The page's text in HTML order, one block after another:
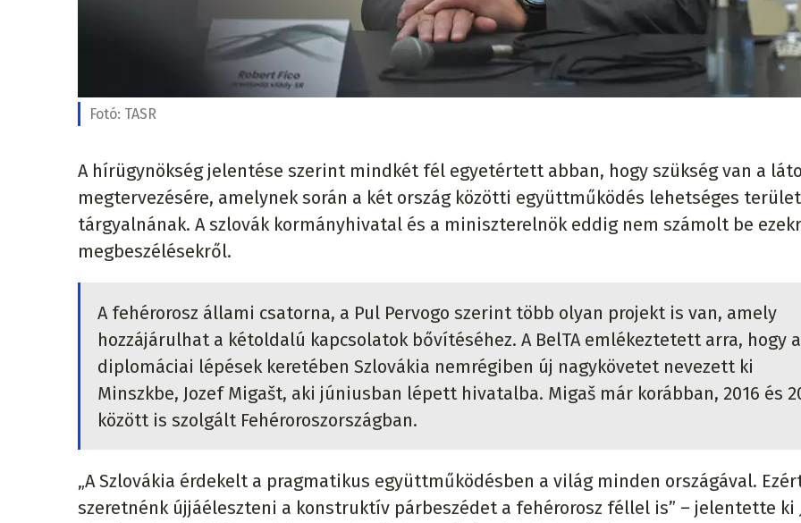
Fotó: TASR
A hírügynökség jelentése szerint mindkét fél egyetértett abban, hogy szükség van a
megtervezésére, amelynek során a két ország közötti együttműködés lehetséges
tárgyalnának. A szlovák kormányhivatal és a miniszterelnök eddig nem számolt be
megbeszélésekről.
A fehérorosz állami csatorna, a Pul Pervogo szerint több olyan projekt is van, amely
hozzájárulhat a kétoldalú kapcsolatok bővítéséhez. A BelTA emlékeztetett arra, hogy a
diplomáciai lépések keretében Szlovákia nemrégiben új nagykövetet nevezett ki
Minszkbe, Jozef Migašt, aki júniusban lépett hivatalba. Migaš már korábban, 2016 és
között is szolgált Fehéroroszországban.
„A Szlovákia érdekelt a pragmatikus együttműködésben a világ minden országával.
szeretnénk újjáéleszteni a konstruktív párbeszédet a fehérorosz féllel is” – jelentette ki